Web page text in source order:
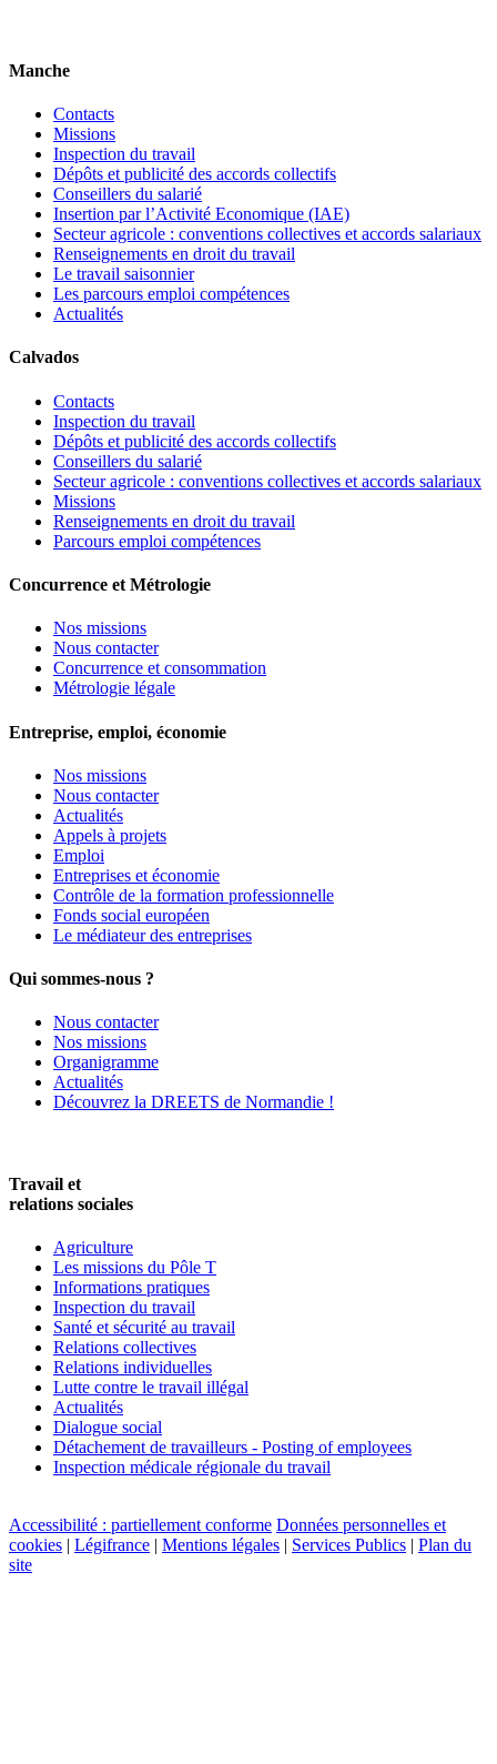
Manche
Contacts
Missions
Inspection du travail
Dépôts et publicité des accords collectifs
Conseillers du salarié
Insertion par l’Activité Economique (IAE)
Secteur agricole : conventions collectives et accords salariaux
Renseignements en droit du travail
Le travail saisonnier
Les parcours emploi compétences
Actualités
Calvados
Contacts
Inspection du travail
Dépôts et publicité des accords collectifs
Conseillers du salarié
Secteur agricole : conventions collectives et accords salariaux
Missions
Renseignements en droit du travail
Parcours emploi compétences
Concurrence et Métrologie
Nos missions
Nous contacter
Concurrence et consommation
Métrologie légale
Entreprise, emploi, économie
Nos missions
Nous contacter
Actualités
Appels à projets
Emploi
Entreprises et économie
Contrôle de la formation professionnelle
Fonds social européen
Le médiateur des entreprises
Qui sommes-nous ?
Nous contacter
Nos missions
Organigramme
Actualités
Découvrez la DREETS de Normandie !
Travail et
relations sociales
Agriculture
Les missions du Pôle T
Informations pratiques
Inspection du travail
Santé et sécurité au travail
Relations collectives
Relations individuelles
Lutte contre le travail illégal
Actualités
Dialogue social
Détachement de travailleurs - Posting of employees
Inspection médicale régionale du travail
Accessibilité : partiellement conforme Données personnelles et
cookies | Légifrance | Mentions légales | Services Publics | Plan du
site